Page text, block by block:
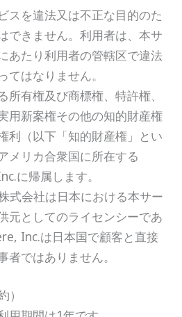
スを違法又は不正な目的のた
できません。利用者は、本サ
あたり利用者の管轄区で違法
てはなりません。
所有権及び商標権、特許権、
用新案権その他の知的財産権
利（以下「知的財産権」とい
メリカ合衆国に所在する
に帰属します。
会社は日本における本サー
元としてのライセンシーであ
Inc.は日本国で顧客と直接
者ではありません。